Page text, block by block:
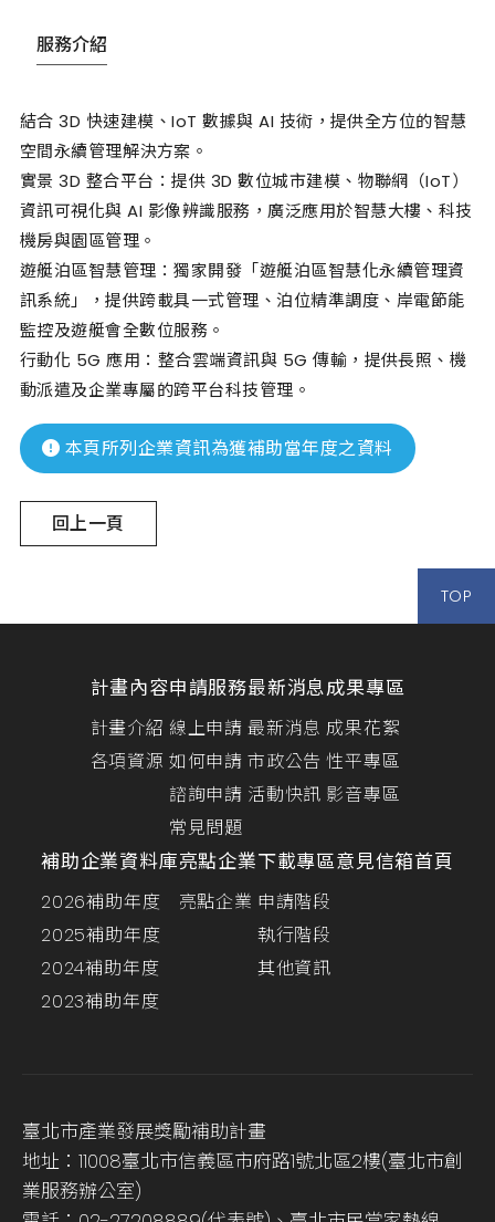
服務介紹
結合 3D 快速建模、IoT 數據與 AI 技術，提供全方位的智慧
空間永續管理解決方案。
實景 3D 整合平台：提供 3D 數位城市建模、物聯網（IoT）
資訊可視化與 AI 影像辨識服務，廣泛應用於智慧大樓、科技
機房與園區管理。
遊艇泊區智慧管理：獨家開發「遊艇泊區智慧化永續管理資
訊系統」，提供跨載具一式管理、泊位精準調度、岸電節能
監控及遊艇會全數位服務。
行動化 5G 應用：整合雲端資訊與 5G 傳輸，提供長照、機
動派遣及企業專屬的跨平台科技管理。
本頁所列企業資訊為獲補助當年度之資料
回上一頁
TOP
計畫內容
計畫介紹
各項資源
申請服務
線上申請
如何申請
諮詢申請
常見問題
最新消息
最新消息
市政公告
活動快訊
成果專區
成果花絮
性平專區
影音專區
補助企業資料庫
2026補助年度
2025補助年度
2024補助年度
2023補助年度
亮點企業
亮點企業
下載專區
申請階段
執行階段
其他資訊
意見信箱首頁
臺北市產業發展獎勵補助計畫
地址：11008臺北市信義區市府路1號北區2樓(臺北市創
業服務辦公室)